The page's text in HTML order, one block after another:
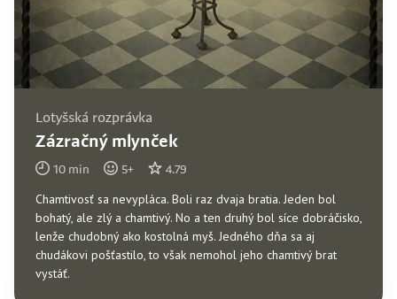
Lotyšská rozprávka
Zázračný mlynček
10 min 5+ 4.79
Chamtivosť sa nevypláca. Boli raz dvaja bratia. Jeden bol
bohatý, ale zlý a chamtivý. No a ten druhý bol síce dobráčisko,
lenže chudobný ako kostolná myš. Jedného dňa sa aj
chudákovi pošťastilo, to však nemohol jeho chamtivý brat
vystáť.